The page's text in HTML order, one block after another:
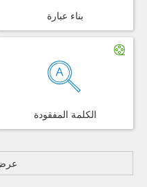
بناء عبارة
الكلمة المفقودة